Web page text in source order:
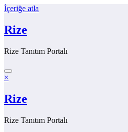
İçeriğe atla
Rize
Rize Tanıtım Portalı
×
Rize
Rize Tanıtım Portalı